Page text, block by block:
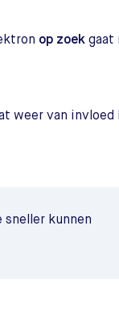
op zoek gaat
weer van invloed
sneller kunnen